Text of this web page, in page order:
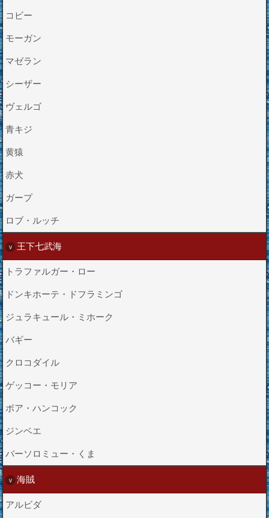
コビー
モーガン
マゼラン
シーザー
ヴェルゴ
青キジ
黄猿
赤犬
ガープ
ロブ・ルッチ
王下七武海
トラファルガー・ロー
ドンキホーテ・ドフラミンゴ
ジュラキュール・ミホーク
バギー
クロコダイル
ゲッコー・モリア
ボア・ハンコック
ジンベエ
バーソロミュー・くま
海賊
アルビダ